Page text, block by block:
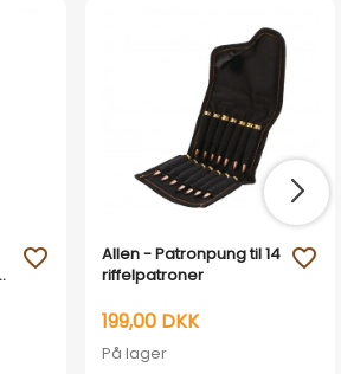
favorite_outline
Allen - Patronpung til 14
riffelpatroner
199,00 DKK
På lager
favorite_outline